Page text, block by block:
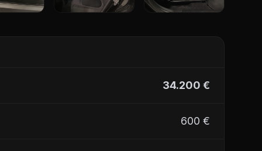
34.200 €
600 €